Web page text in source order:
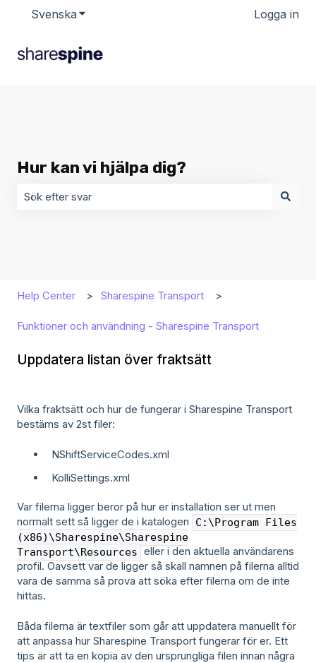
Svenska Visa undermenyer för översättningarLogga in
Hur kan vi hjälpa dig?
Help Center Sharespine Transport
Funktioner och användning - Sharespine Transport
Uppdatera listan över fraktsätt
Vilka fraktsätt och hur de fungerar i Sharespine Transport
bestäms av 2st filer:
NShiftServiceCodes.xml
KolliSettings.xml
Var filerna ligger beror på hur er installation ser ut men
normalt sett så ligger de i katalogen
C:\Program Files
(x86)\Sharespine\Sharespine
Transport\Resources eller i den aktuella användarens
profil. Oavsett var de ligger så skall namnen på filerna alltid
vara de samma så prova att söka efter filerna om de inte
hittas.
Båda filerna är textfiler som går att uppdatera manuellt för
att anpassa hur Sharespine Transport fungerar för er. Ett
tips är att ta en kopia av den ursprungliga filen innan några